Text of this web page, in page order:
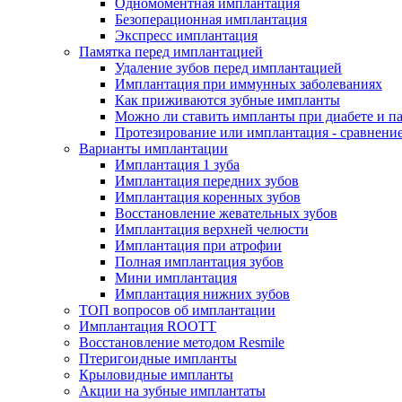
Одномоментная имплантация
Безоперационная имплантация
Экспресс имплантация
Памятка перед имплантацией
Удаление зубов перед имплантацией
Имплантация при иммунных заболеваниях
Как приживаются зубные импланты
Можно ли ставить импланты при диабете и
Протезирование или имплантация -
Варианты имплантации
Имплантация 1 зуба
Имплантация передних зубов
Имплантация коренных зубов
Восстановление жевательных зубов
Имплантация верхней челюсти
Имплантация при атрофии
Полная имплантация зубов
Мини имплантация
Имплантация нижних зубов
ТОП вопросов об имплантации
Имплантация ROOTT
Восстановление методом Resmile
Птеригоидные импланты
Крыловидные импланты
Акции на зубные имплантаты